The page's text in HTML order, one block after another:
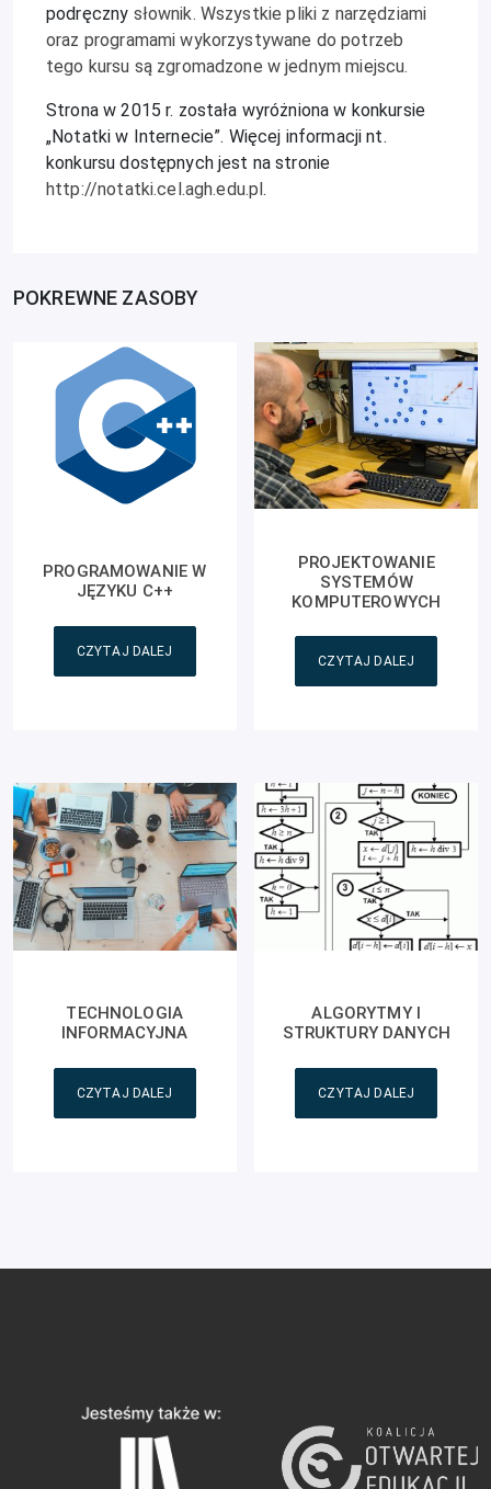
podręczny słownik. Wszystkie pliki z narzędziami
oraz programami wykorzystywane do potrzeb
tego kursu są zgromadzone w jednym miejscu.
Strona w 2015 r. została wyróżniona w konkursie
„Notatki w Internecie”. Więcej informacji nt.
konkursu dostępnych jest na stronie
http://notatki.cel.agh.edu.pl.
POKREWNE ZASOBY
PROGRAMOWANIE W
JĘZYKU C++
CZYTAJ DALEJ
PROJEKTOWANIE
SYSTEMÓW
KOMPUTEROWYCH
CZYTAJ DALEJ
TECHNOLOGIA
INFORMACYJNA
CZYTAJ DALEJ
ALGORYTMY I
STRUKTURY DANYCH
CZYTAJ DALEJ